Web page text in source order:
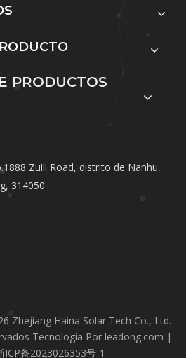
PRODUCTOS
Zuili Road, distrito de Nanhu,
314050
Zhejiang Haina Solar Tech Co., Ltd.
Tecnología Por leadong.com |
ICP备2023026353号-1